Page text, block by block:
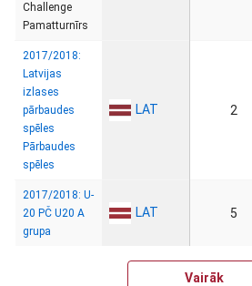
Challenge
Pamatturnīrs
2017/2018:
Latvijas
izlases
pārbaudes
spēles
Pārbaudes
spēles
LAT 2
2017/2018: U-
20 PČ U20 A
grupa
LAT 5
Vairāk